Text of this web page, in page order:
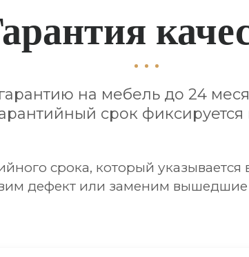
на мебель до 24
срок фиксируется
срока, который указывается
дефект или заменим вышедшие